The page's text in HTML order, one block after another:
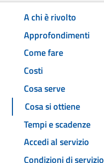
A chi è rivolto
Approfondimenti
Come fare
Costi
Cosa serve
Cosa si ottiene
Tempi e scadenze
Accedi al servizio
Condizioni di servizio